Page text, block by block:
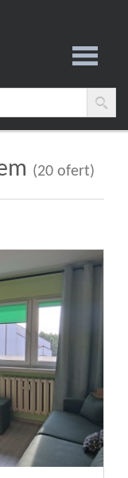
Strona
główna
Mieszkania
Domy
(20 ofert)